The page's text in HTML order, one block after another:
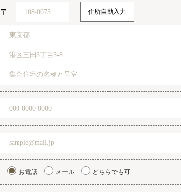
〒 住所自動入力
お電話 メール どちらでも可